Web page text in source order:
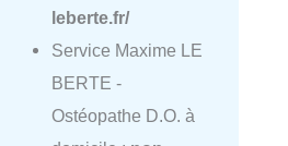
leberte.fr/
Service Maxime LE
BERTE -
Ostéopathe D.O. à